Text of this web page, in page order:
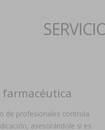
de profesionales controla
asesorándole si es